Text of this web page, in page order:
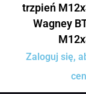
trzpień
Wagney
Zaloguj się,